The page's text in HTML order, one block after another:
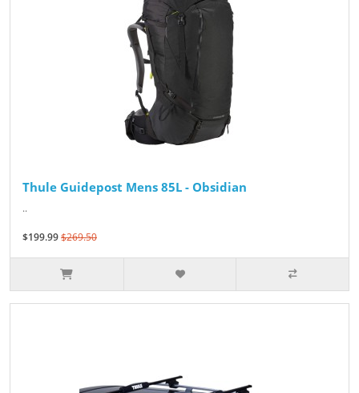
Thule Guidepost Mens 85L - Obsidian
..
$199.99$269.50